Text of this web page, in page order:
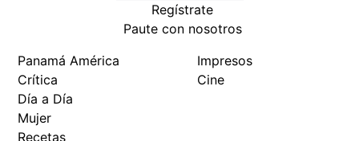
Regístrate
Paute con nosotros
Panamá América
Crítica
Día a Día
Mujer
Recetas
Impresos
Cine